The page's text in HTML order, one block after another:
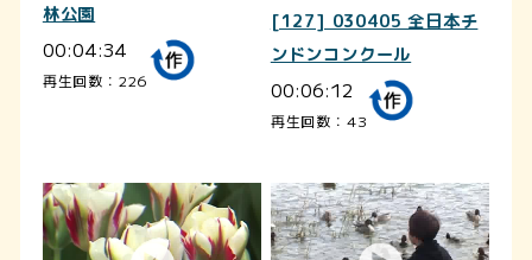
林公園
00:04:34
再生回数：226
[127] 030405 全日本チ
ンドンコンクール
00:06:12
再生回数：43